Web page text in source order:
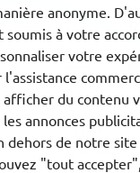
anonyme.
à votre
votre
du contenu
annonces
dehors de notre site
"tout accepter",